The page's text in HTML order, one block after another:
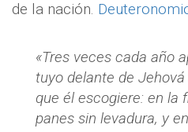
de la nación.
«Tres veces cada año
tuyo delante de
que él escogiere: en la
panes sin levadura, y